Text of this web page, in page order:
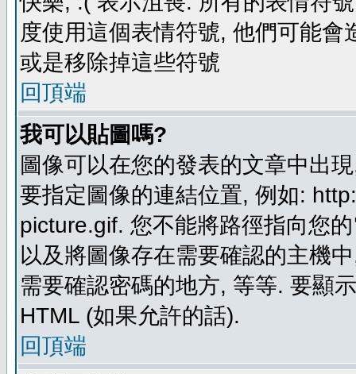
度使用這個表情符號, 他們可能
或是移除掉這些符號
回頂端
我可以貼圖嗎?
圖像可以在您的發表的文章中出
要指定圖像的連結位置, 例如:
picture.gif. 您不能將路徑指向您
以及將圖像存在需要確認的主機
需要確認密碼的地方, 等等. 要顯
HTML (如果允許的話).
回頂端